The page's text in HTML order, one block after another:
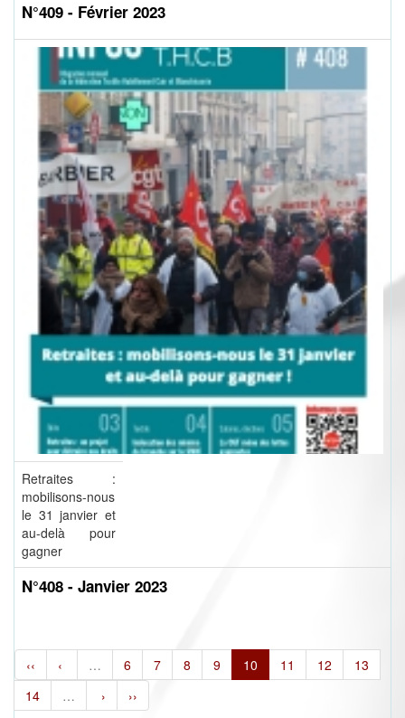
N°409 - Février 2023
Retraites :
mobilisons-nous
le 31 janvier et
au-delà pour
gagner
N°408 - Janvier 2023
‹‹ ‹ … 6 7 8 9 10 11 12
13
14
… › ››